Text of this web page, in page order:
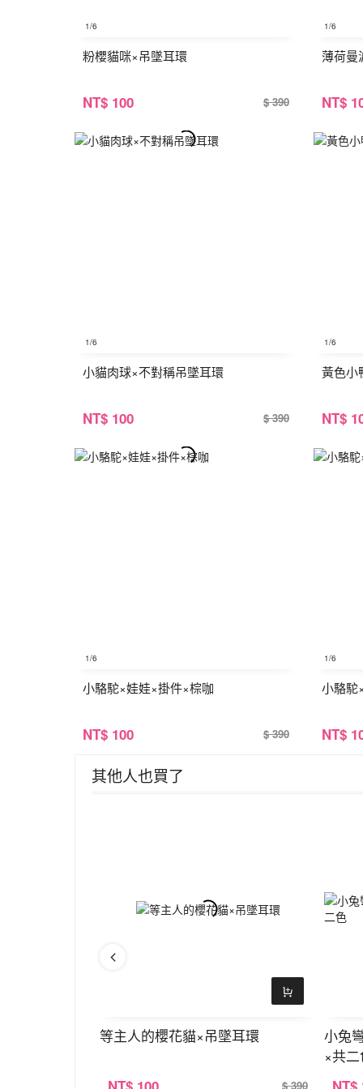
1/6
粉櫻貓咪×吊墜耳環
NT$ 100 $ 390
1/6
薄荷曼
NT$
1/6
小貓肉球×不對稱吊墜耳環
NT$ 100 $ 390
1/6
黃色小
NT$
1/6
小駱駝×娃娃×掛件×棕咖
NT$ 100 $ 390
1/6
小駱駝
NT$
其他人也買了
等主人的櫻花貓×吊墜耳環
$ 390
小兔
×共